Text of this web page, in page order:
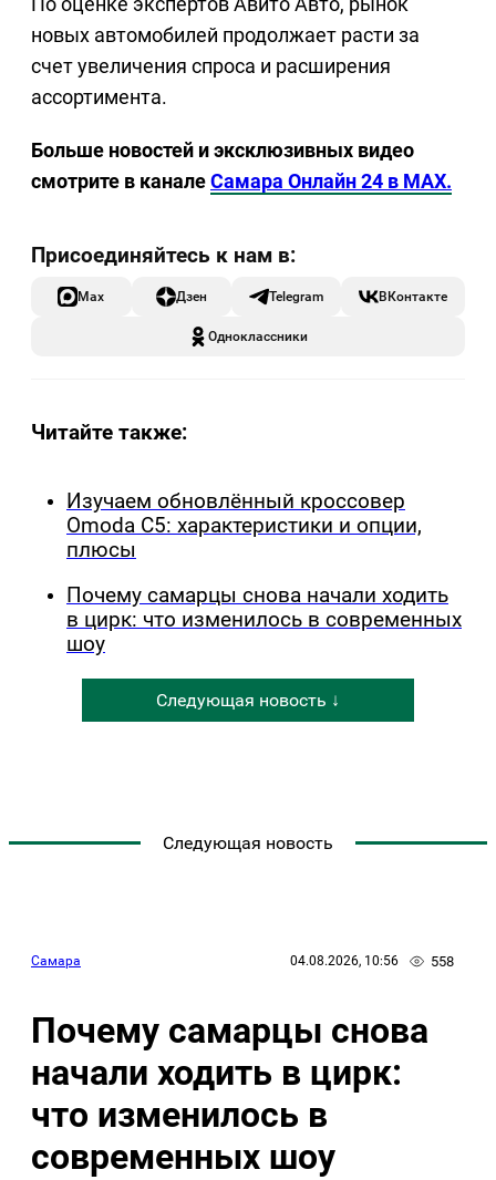
новых автомобилей продолжает расти за
счет увеличения спроса и расширения
ассортимента.
Больше новостей и эксклюзивных видео
смотрите в каналеСамара Онлайн 24 в MAX.
Max Дзен Telegram ВКонтакте
Одноклассники
Читайте также:
Изучаем обновлённый кроссовер
Omoda C5: характеристики и опции,
плюсы
Почему самарцы снова начали ходить
в цирк: что изменилось в современных
шоу
Следующая новость ↓
Следующая новость
Самара 04.08.2026, 10:56 558
Почему самарцы снова
начали ходить в цирк:
что изменилось в
современных шоу